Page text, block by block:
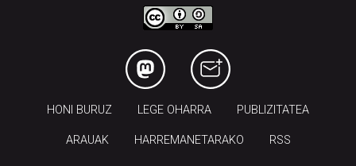
HONI BURUZ LEGE OHARRA PUBLIZITATEA
ARAUAK HARREMANETARAKO RSS